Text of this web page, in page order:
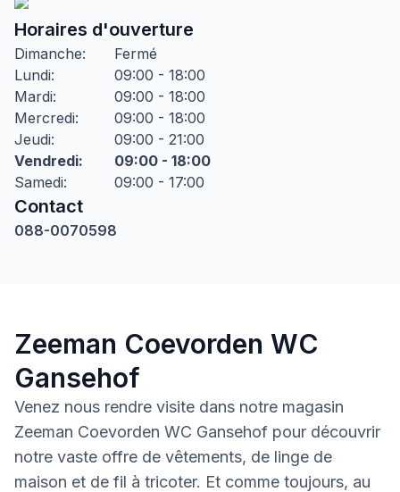
Horaires d'ouverture
Dimanche:
Fermé
Lundi:
09:00 - 18:00
Mardi:
09:00 - 18:00
Mercredi:
09:00 - 18:00
Jeudi:
09:00 - 21:00
Vendredi:
09:00 - 18:00
Samedi: 09:00 - 17:00
Contact
088-0070598
Zeeman Coevorden WC
Gansehof
Venez nous rendre visite dans notre magasin
Zeeman Coevorden WC Gansehof pour découvrir
notre vaste offre de vêtements, de linge de
maison et de fil à tricoter. Et comme toujours, au